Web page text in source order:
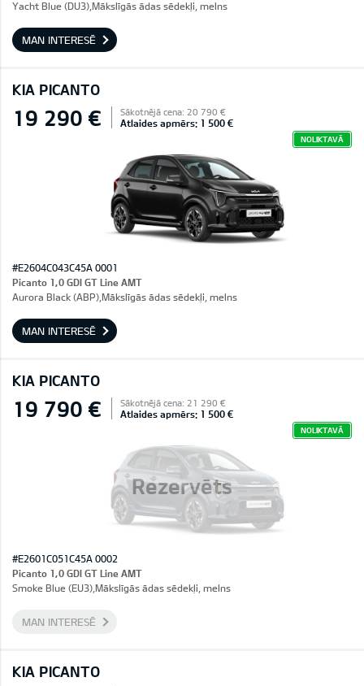
Yacht Blue (DU3),Mākslīgās ādas sēdekļi, melns
MAN INTERESĒ
KIA PICANTO
19 290 € Sākotnējā cena: 20 790 €
Atlaides apmērs: 1 500 €
NOLIKTAVĀ
#E2604C043C45A 0001
Picanto 1,0 GDI GT Line AMT
Aurora Black (ABP),Mākslīgās ādas sēdekļi, melns
MAN INTERESĒ
KIA PICANTO
Rezervēts
19 790 € Sākotnējā cena: 21 290 €
Atlaides apmērs: 1 500 €
NOLIKTAVĀ
#E2601C051C45A 0002
Picanto 1,0 GDI GT Line AMT
Smoke Blue (EU3),Mākslīgās ādas sēdekļi, melns
MAN INTERESĒ
KIA PICANTO